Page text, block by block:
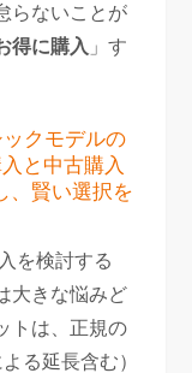
らないことが
得に購入 」す
クモデルの
と中古購入
、賢い選択を
を検討する
大きな悩みど
トは、正規の
る延長含む）